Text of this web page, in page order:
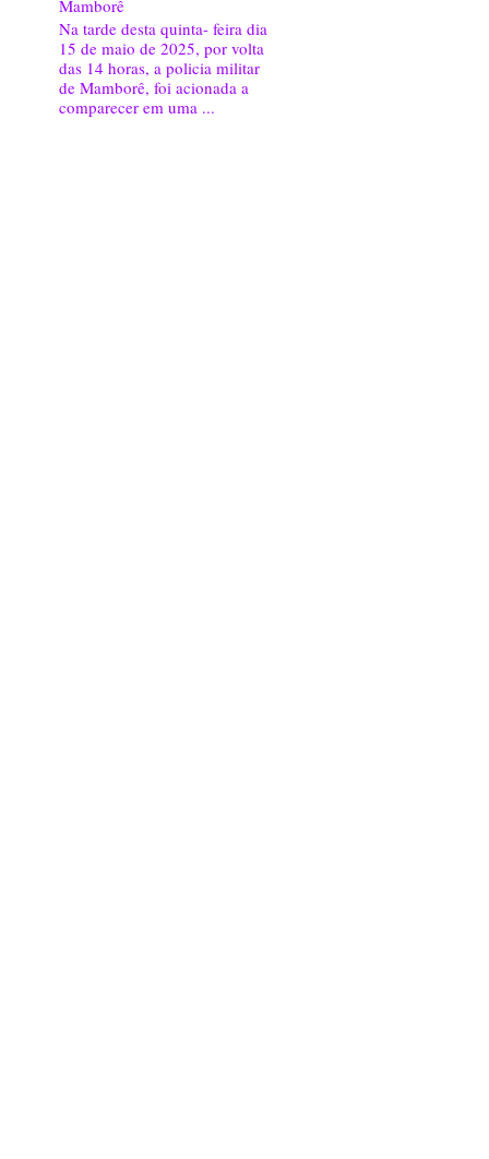
Mamborê
Na tarde desta quinta- feira dia
15 de maio de 2025, por volta
das 14 horas, a policia militar
de Mamborê, foi acionada a
comparecer em uma ...